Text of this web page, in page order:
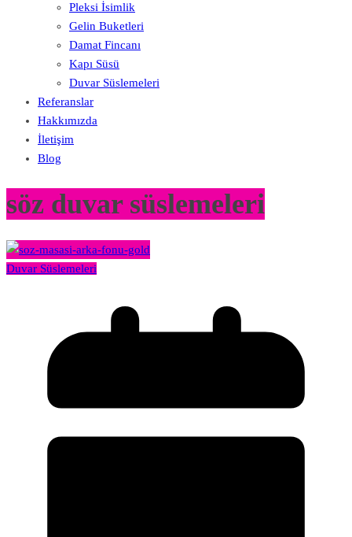
Pleksi İsimlik
Gelin Buketleri
Damat Fincanı
Kapı Süsü
Duvar Süslemeleri
Referanslar
Hakkımızda
İletişim
Blog
söz duvar süslemeleri
Duvar Süslemeleri